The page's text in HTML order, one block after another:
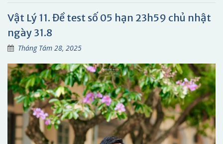
Vật Lý 11. Đề test số 05 hạn 23h59 chủ nhật
ngày 31.8
Tháng Tám 28, 2025